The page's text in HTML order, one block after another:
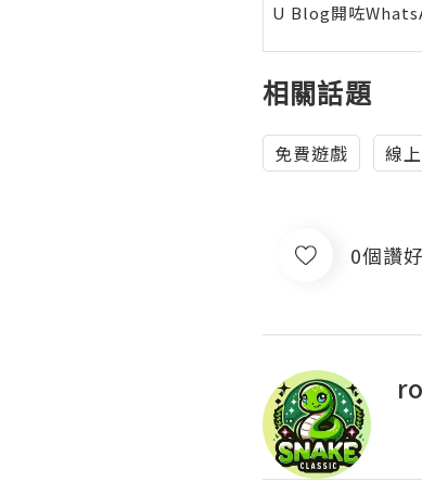
U Blog開咗
相關話題
免費遊戲 線
0個讚好